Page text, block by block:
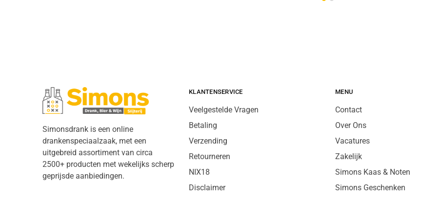
Simonsdrank is een online
drankenspeciaalzaak, met een
uitgebreid assortiment van circa
2500+ producten met wekelijks scherp
geprijsde aanbiedingen.
KLANTENSERVICE
Veelgestelde Vragen
Betaling
Verzending
Retourneren
NIX18
Disclaimer
MENU
Contact
Over Ons
Vacatures
Zakelijk
Simons Kaas & Noten
Simons Geschenken